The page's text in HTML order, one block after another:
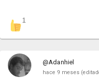
1
@Adanhiel
hace 9 meses